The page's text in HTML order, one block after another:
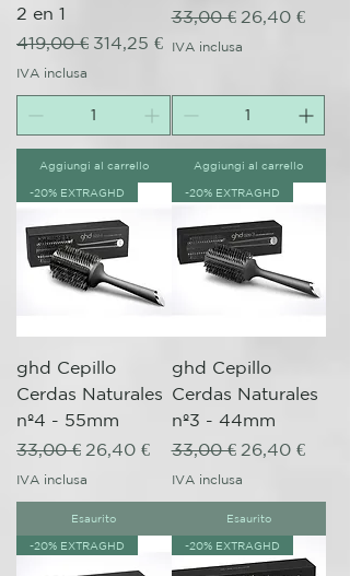
2 en 1
Prezzo regolare
419,00 € Prezzo scontato
314,25 €
IVA inclusa
Aggiungi al carrello
Prezzo regolare
33,00 € Prezzo
26,40 €
IVA inclusa
Aggiungi al carrello
-20% EXTRAGHD
ghd Cepillo
Cerdas Naturales
nº4 - 55mm
Prezzo regolare
33,00 € Prezzo scontato
26,40 €
IVA inclusa
Esaurito
-20% EXTRAGHD
ghd Cepillo
Cerdas Naturales
nº3 - 44mm
Prezzo regolare
33,00 € Prezzo
26,40 €
IVA inclusa
Esaurito
-20% EXTRAGHD -20% EXTRAGHD